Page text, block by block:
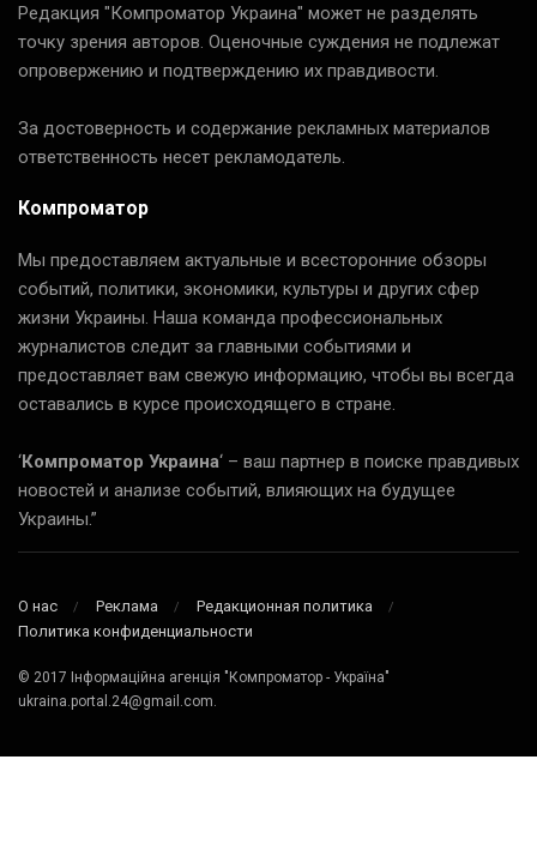
Редакция "Компроматор Украина" может не разделять
точку зрения авторов. Оценочные суждения не подлежат
опровержению и подтверждению их правдивости.
За достоверность и содержание рекламных материалов
ответственность несет рекламодатель.
Компроматор
Мы предоставляем актуальные и всесторонние обзоры
событий, политики, экономики, культуры и других сфер
жизни Украины. Наша команда профессиональных
журналистов следит за главными событиями и
предоставляет вам свежую информацию, чтобы вы всегда
оставались в курсе происходящего в стране.
‘Компроматор Украина‘ – ваш партнер в поиске правдивых
новостей и анализе событий, влияющих на будущее
Украины.”
О нас Реклама
Редакционная политика
Политика конфиденциальности
© 2017 Інформаційна агенція "Компроматор - Україна"
ukraina.portal.24@gmail.com.